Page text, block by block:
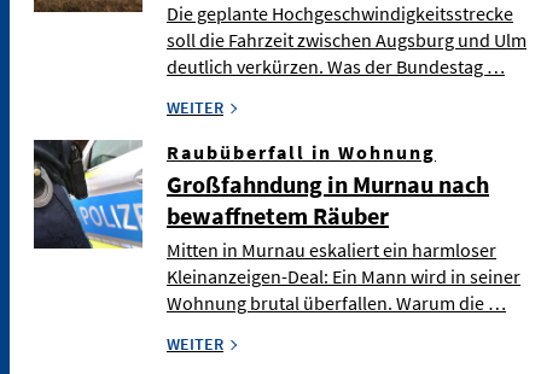
Die geplante Hochgeschwindigkeitsstrecke
soll die Fahrzeit zwischen Augsburg und Ulm
deutlich verkürzen. Was der Bundestag …
WEITER
Raubüberfall in Wohnung
Großfahndung in Murnau nach
bewaffnetem Räuber
Mitten in Murnau eskaliert ein harmloser
Kleinanzeigen-Deal: Ein Mann wird in seiner
Wohnung brutal überfallen. Warum die …
WEITER